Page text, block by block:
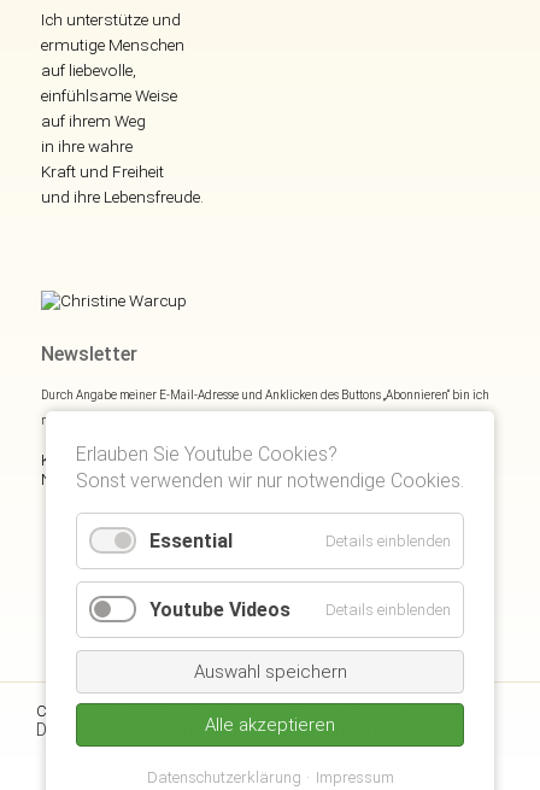
Ich unterstütze und
ermutige Menschen
auf liebevolle,
einfühlsame Weise
auf ihrem Weg
in ihre wahre
Kraft und Freiheit
und ihre Lebensfreude.
Newsletter
Durch Angabe meiner E-Mail-Adresse und Anklicken des Buttons „Abonnieren“ bin ich
mich mit
Kostenloses E- und Audiobook & monatliche Inspirationen via
Newsletter:
Copyright © 2026 Christine Warcup | Kontakt Impressum
Datenschutzerklärung |Disclaimer|Suchen
Erlauben Sie Youtube Cookies?
Sonst verwenden wir nur notwendige Cookies.
Essential Details einblenden
Youtube Videos Details einblenden
Auswahl speichern
Alle akzeptieren
Datenschutzerklärung Impressum